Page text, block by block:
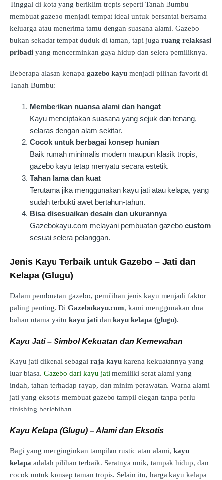
Tinggal di kota yang beriklim tropis seperti Tanah Bumbu
membuat gazebo menjadi tempat ideal untuk bersantai bersama
keluarga atau menerima tamu dengan suasana alami. Gazebo
bukan sekadar tempat duduk di taman, tapi juga ruang relaksasi
pribadi yang mencerminkan gaya hidup dan selera pemiliknya.
Beberapa alasan kenapa gazebo kayu menjadi pilihan favorit di
Tanah Bumbu:
Memberikan nuansa alami dan hangat
Kayu menciptakan suasana yang sejuk dan tenang,
selaras dengan alam sekitar.
Cocok untuk berbagai konsep hunian
Baik rumah minimalis modern maupun klasik tropis,
gazebo kayu tetap menyatu secara estetik.
Tahan lama dan kuat
Terutama jika menggunakan kayu jati atau kelapa, yang
sudah terbukti awet bertahun-tahun.
Bisa disesuaikan desain dan ukurannya
Gazebokayu.com melayani pembuatan gazebo custom
sesuai selera pelanggan.
Jenis Kayu Terbaik untuk Gazebo – Jati dan
Kelapa (Glugu)
Dalam pembuatan gazebo, pemilihan jenis kayu menjadi faktor
paling penting. Di Gazebokayu.com, kami menggunakan dua
bahan utama yaitu kayu jati dan kayu kelapa (glugu).
Kayu Jati – Simbol Kekuatan dan Kemewahan
Kayu jati dikenal sebagai raja kayu karena kekuatannya yang
luar biasa. Gazebo dari kayu jati memiliki serat alami yang
indah, tahan terhadap rayap, dan minim perawatan. Warna alami
jati yang eksotis membuat gazebo tampil elegan tanpa perlu
finishing berlebihan.
Kayu Kelapa (Glugu) – Alami dan Eksotis
Bagi yang menginginkan tampilan rustic atau alami, kayu
kelapa adalah pilihan terbaik. Seratnya unik, tampak hidup, dan
cocok untuk konsep taman tropis. Selain itu, harga kayu kelapa